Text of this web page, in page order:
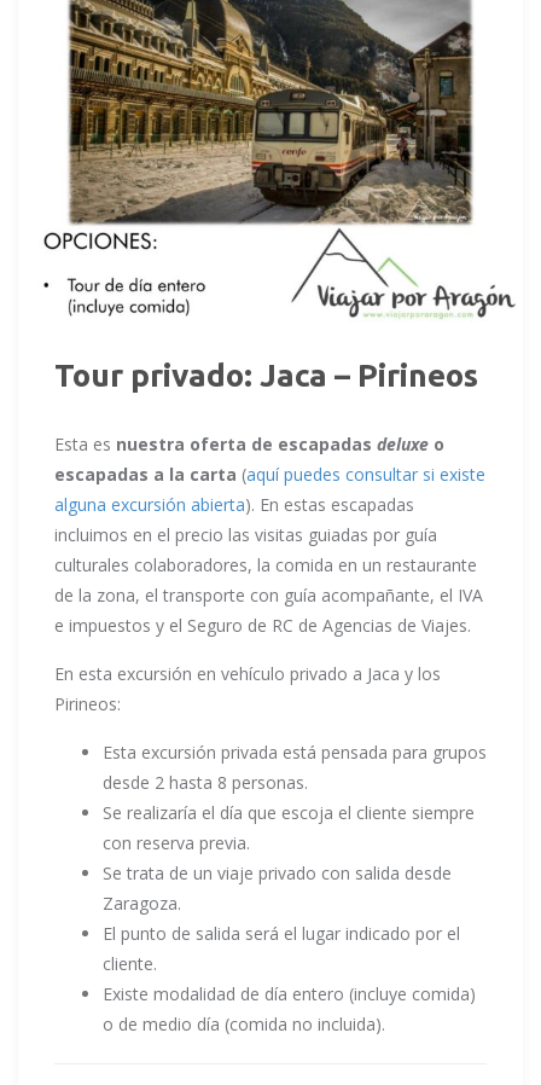
Tour privado: Jaca – Pirineos
Esta es nuestra oferta de escapadas deluxe o
escapadas a la carta (aquí puedes consultar si existe
alguna excursión abierta). En estas escapadas
incluimos en el precio las visitas guiadas por guía
culturales colaboradores, la comida en un restaurante
de la zona, el transporte con guía acompañante, el IVA
e impuestos y el Seguro de RC de Agencias de Viajes.
En esta excursión en vehículo privado a Jaca y los
Pirineos:
Esta excursión privada está pensada para grupos
desde 2 hasta 8 personas.
Se realizaría el día que escoja el cliente siempre
con reserva previa.
Se trata de un viaje privado con salida desde
Zaragoza.
El punto de salida será el lugar indicado por el
cliente.
Existe modalidad de día entero (incluye comida)
o de medio día (comida no incluida).